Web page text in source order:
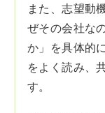
また、志望動
ぜその会社な
か」を具体的
をよく読み、
す。